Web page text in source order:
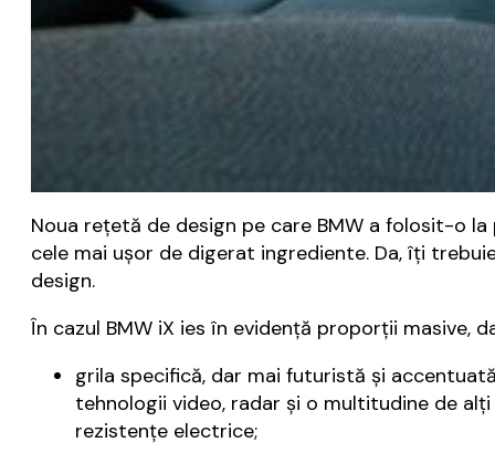
Noua rețetă de design pe care BMW a folosit-o
cele mai ușor de digerat ingrediente. Da, îți
design.
În cazul BMW iX ies în evidență proporții masive,
grila specifică, dar mai futuristă și
tehnologii video, radar și o multitudine de
rezistențe electrice;